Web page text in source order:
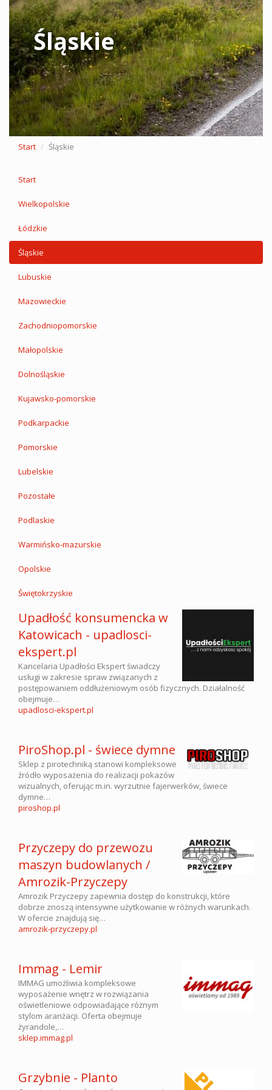
Śląskie
Start Śląskie
Start
Wielkopolskie
Łódzkie
Śląskie
Lubuskie
Mazowieckie
Zachodniopomorskie
Małopolskie
Dolnośląskie
Kujawsko-pomorskie
Podkarpackie
Pomorskie
Lubelskie
Pozostałe
Podlaskie
Warmińsko-mazurskie
Opolskie
Świętokrzyskie
Upadłość konsumencka w
Katowicach - upadlosci-
ekspert.pl
Kancelaria Upadłości Ekspert świadczy
usługi w zakresie spraw związanych z
postępowaniem oddłużeniowym osób fizycznych. Działalność
obejmuje…
upadlosci-ekspert.pl
PiroShop.pl - świece dymne
Sklep z pirotechniką stanowi kompleksowe
źródło wyposażenia do realizacji pokazów
wizualnych, oferując m.in. wyrzutnie fajerwerków, świece
dymne…
piroshop.pl
Przyczepy do przewozu
maszyn budowlanych /
Amrozik-Przyczepy
Amrozik Przyczepy zapewnia dostęp do konstrukcji, które
dobrze znoszą intensywne użytkowanie w różnych warunkach.
W ofercie znajdują się…
amrozik-przyczepy.pl
Immag - Lemir
IMMAG umożliwia kompleksowe
wyposażenie wnętrz w rozwiązania
oświetleniowe odpowiadające różnym
stylom aranżacji. Oferta obejmuje
żyrandole,…
sklep.immag.pl
Grzybnie - Planto